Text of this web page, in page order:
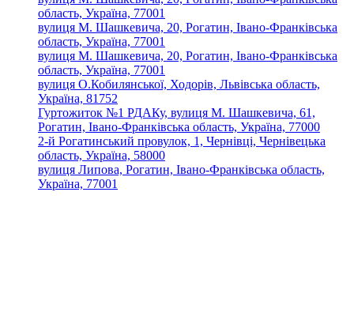
область, Україна, 77001
вулиця М. Шашкевича, 20, Рогатин, Івано-Франківська
область, Україна, 77001
вулиця М. Шашкевича, 20, Рогатин, Івано-Франківська
область, Україна, 77001
вулиця О.Кобилянської, Ходорів, Львівська область,
Україна, 81752
Гуртожиток №1 РДАКу, вулиця М. Шашкевича, 61,
Рогатин, Івано-Франківська область, Україна, 77000
2-й Рогатинський провулок, 1, Чернівці, Чернівецька
область, Україна, 58000
вулиця Липова, Рогатин, Івано-Франківська область,
Україна, 77001